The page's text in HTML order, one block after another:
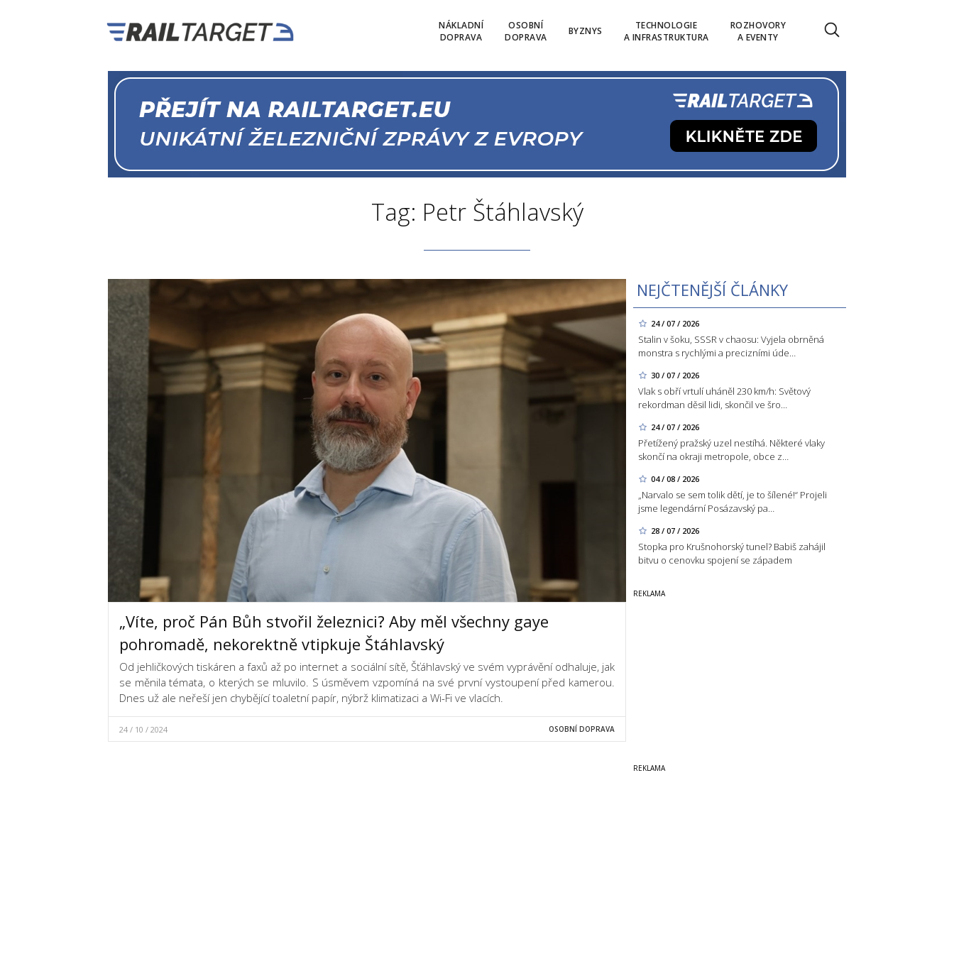
NÁKLADNÍ
DOPRAVA
OSOBNÍ
DOPRAVA
BYZNYS
TECHNOLOGIE
A INFRASTRUKTURA
ROZHOVORY
A EVENTY
Tag: Petr Štáhlavský
NEJČTENĚJŠÍ ČLÁNKY
24 / 07 / 2026
Stalin v šoku, SSSR v chaosu: Vyjela obrněná
monstra s rychlými a precizními úde…
30 / 07 / 2026
Vlak s obří vrtulí uháněl 230 km/h: Světový
rekordman děsil lidi, skončil ve šro…
24 / 07 / 2026
Přetížený pražský uzel nestíhá. Některé vlaky
skončí na okraji metropole, obce z…
04 / 08 / 2026
„Narvalo se sem tolik dětí, je to šílené!“ Projeli
jsme legendární Posázavský pa…
28 / 07 / 2026
Stopka pro Krušnohorský tunel? Babiš zahájil
bitvu o cenovku spojení se západem
„Víte, proč Pán Bůh stvořil železnici? Aby měl všechny gaye
pohromadě, nekorektně vtipkuje Štáhlavský
Od jehličkových tiskáren a faxů až po internet a sociální sítě, Šťáhlavský ve svém vyprávění odhaluje, jak
se měnila témata, o kterých se mluvilo. S úsměvem vzpomíná na své první vystoupení před kamerou.
Dnes už ale neřeší jen chybějící toaletní papír, nýbrž klimatizaci a Wi-Fi ve vlacích.
24 / 10 / 2024 OSOBNÍ DOPRAVA